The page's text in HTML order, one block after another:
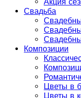
Свадьба
Композиции
Цветы в
Цветы в